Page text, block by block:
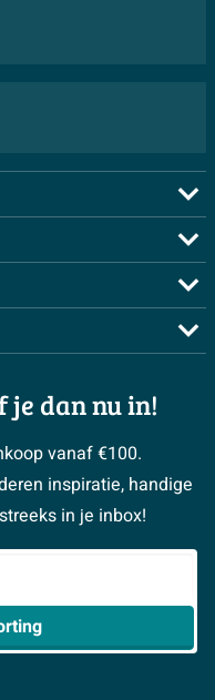
je dan nu in!
vanaf €100.
inspiratie, handige
in je inbox!